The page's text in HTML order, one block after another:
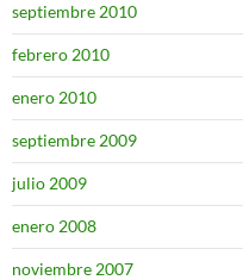
septiembre 2010
febrero 2010
enero 2010
septiembre 2009
julio 2009
enero 2008
noviembre 2007